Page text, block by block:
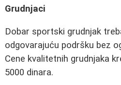
Grudnjaci
Dobar sportski grudnjak
odgovarajuću podršku bez
Cene kvalitetnih grudnjaka
5000 dinara.